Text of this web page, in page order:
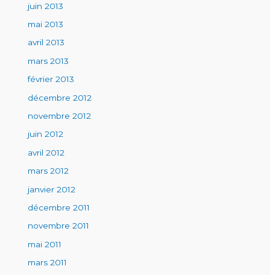
juin 2013
mai 2013
avril 2013
mars 2013
février 2013
décembre 2012
novembre 2012
juin 2012
avril 2012
mars 2012
janvier 2012
décembre 2011
novembre 2011
mai 2011
mars 2011